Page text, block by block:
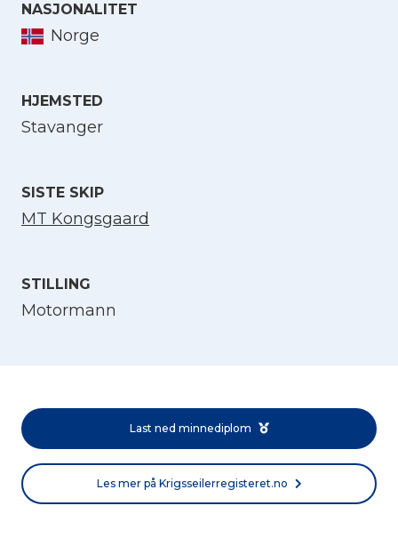
NASJONALITET
Norge
HJEMSTED
Stavanger
SISTE SKIP
MT Kongsgaard
STILLING
Motormann
Last ned minnediplom
Les mer på Krigsseilerregisteret.no
Velg språk
Norsk bokmål